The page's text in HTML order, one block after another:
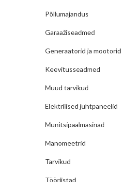
Põllumajandus
Garaažiseadmed
Generaatorid ja mootorid
Keevitusseadmed
Muud tarvikud
Elektrilised juhtpaneelid
Munitsipaalmasinad
Manomeetrid
Tarvikud
Tööriistad